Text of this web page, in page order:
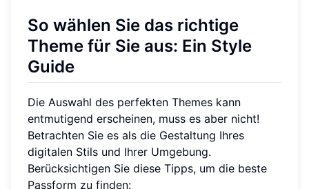
So wählen Sie das richtige
Theme für Sie aus: Ein Style
Guide
Die Auswahl des perfekten Themes kann
entmutigend erscheinen, muss es aber nicht!
Betrachten Sie es als die Gestaltung Ihres
digitalen Stils und Ihrer Umgebung.
Berücksichtigen Sie diese Tipps, um die beste
Passform zu finden: